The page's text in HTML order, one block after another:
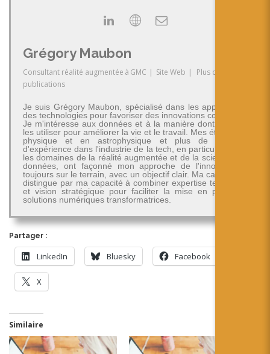
Grégory Maubon
Consultant réalité augmentée à GMC | Site Web |
Plus de
publications
Je suis Grégory Maubon, spécialisé dans les applications
des technologies pour favoriser des innovations concrètes.
Je m'intéresse aux données et à la manière dont on peut
les utiliser pour améliorer la vie et le travail. Mes études en
physique et en astrophysique et plus de 30 ans
d'expérience dans l'industrie de la tech, en particulier dans
les domaines de la réalité augmentée et de la science des
données, ont façonné mon approche de l'innovation -
toujours sur le terrain, avec un objectif clair. Ma carrière se
distingue par ma capacité à combiner expertise technique
et vision stratégique pour faciliter la mise en place de
solutions numériques transformatrices.
Partager :
LinkedIn Bluesky Facebook
X
Similaire